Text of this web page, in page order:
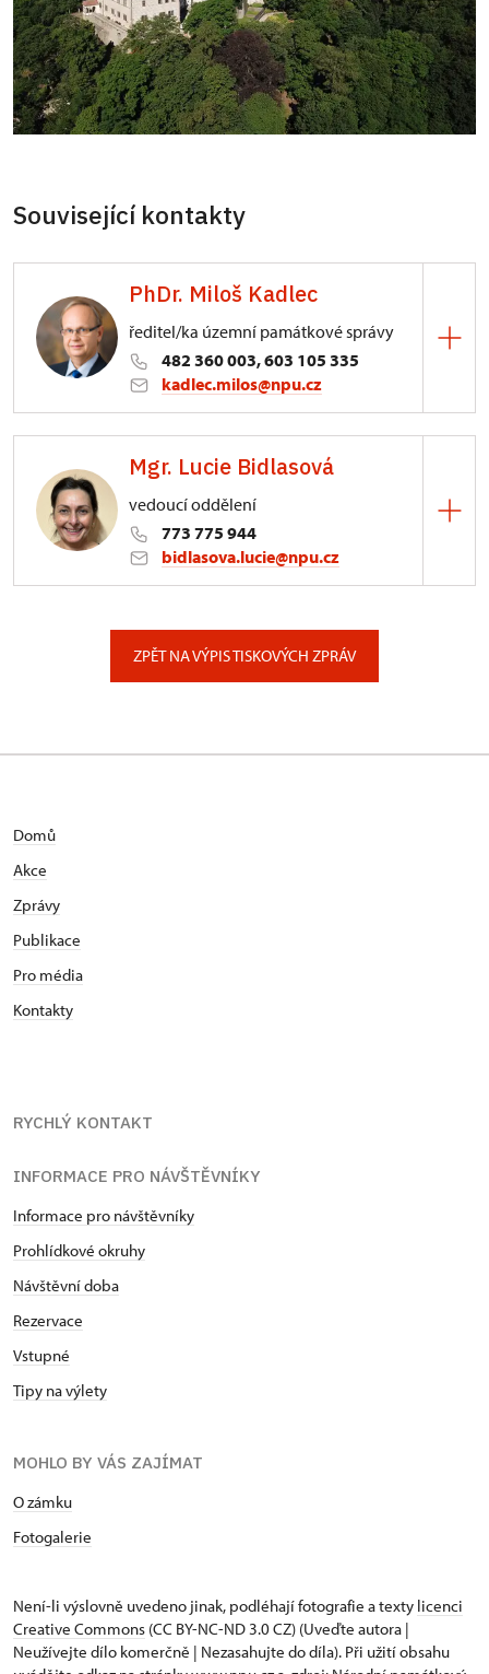
Související kontakty
PhDr. Miloš Kadlec
ředitel/ka územní památkové správy
482 360 003, 603 105 335
kadlec.milos@npu.cz
3/, Sychrov 3
Mgr. Lucie Bidlasová
vedoucí oddělení
773 775 944
bidlasova.lucie@npu.cz
ZPĚT NA VÝPIS TISKOVÝCH ZPRÁV
Domů
Akce
Zprávy
Publikace
Pro média
Kontakty
RYCHLÝ KONTAKT
INFORMACE PRO NÁVŠTĚVNÍKY
Informace pro návštěvníky
Prohlídkové okruhy
Návštěvní doba
Rezervace
Vstupné
Tipy na výlety
MOHLO BY VÁS ZAJÍMAT
O zámku
Fotogalerie
Není-li výslovně uvedeno jinak, podléhají fotografie a texty licenci
Creative Commons (CC BY-NC-ND 3.0 CZ) (Uveďte autora |
Neužívejte dílo komerčně | Nezasahujte do díla). Při užití obsahu